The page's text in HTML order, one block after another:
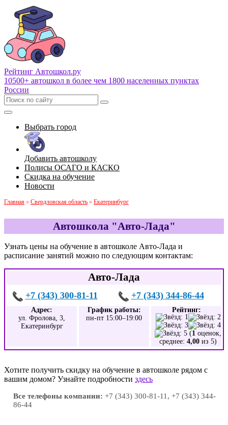
Рейтинг Автошкол.ру
10500+ автошкол в более чем 1800 населенных пунктах
России
Выбрать город
Добавить автошколу
Полисы ОСАГО и КАСКО
Скидка на обучение
Новости
Главная » Свердловская область » Екатеринбург
Автошкола "Авто-Лада"
Узнать цены на обучение в автошколе Авто-Лада и
расписание занятий можно по следующим контактам:
Авто-Лада
+7 (343) 300-81-11 +7 (343) 344-86-44
Адрес:
ул. Фролова, 3,
Екатеринбург
График работы:
пн-пт 15:00–19:00
Рейтинг:
(1 оценок,
среднее: 4,00 из 5)
Хотите получить скидку на обучение в автошколе рядом с
вашим домом? Узнайте подробности здесь
Все телефоны компании: +7 (343) 300-81-11, +7 (343) 344-
86-44